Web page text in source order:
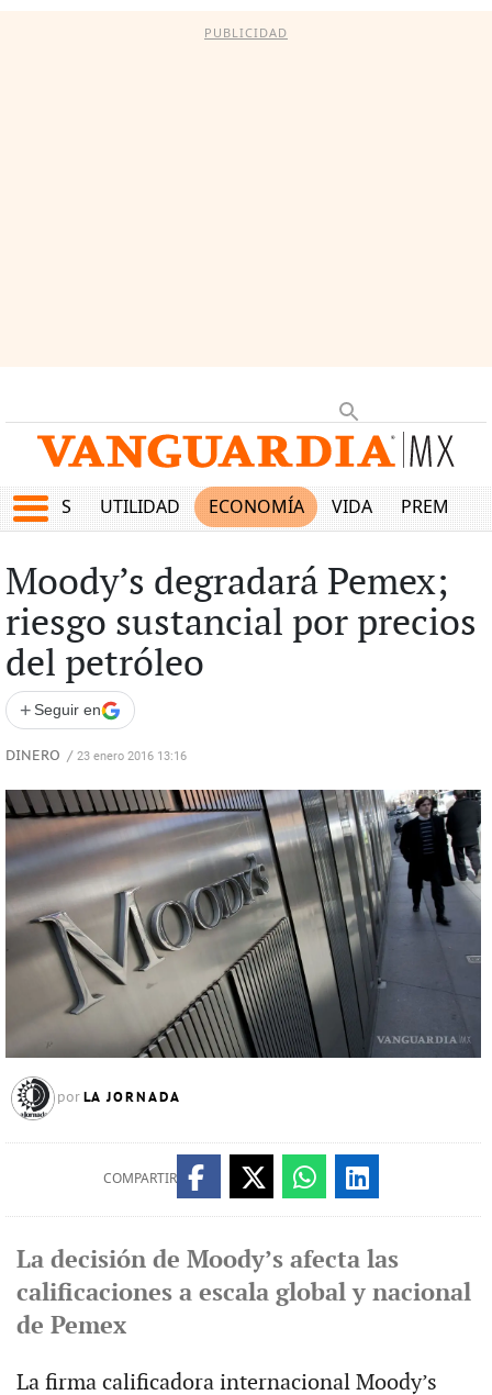
PUBLICIDAD
UTILIDAD ECONOMÍA VIDA PREMIUM
Moody’s degradará Pemex;
riesgo sustancial por precios
del petróleo
+ Seguir en
DINERO / 23 enero 2016 13:16
por LA JORNADA
COMPARTIR
La decisión de Moody’s afecta las
calificaciones a escala global y nacional
de Pemex
La firma calificadora internacional Moody’s